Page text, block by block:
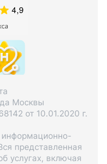
Москвы
от 10.01.2020 г.
информационно-
представленная
услугах, включая